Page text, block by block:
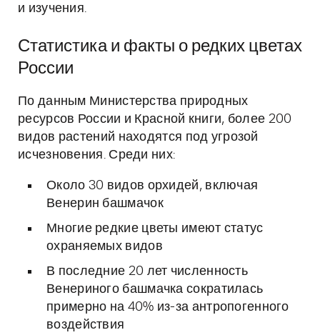
и изучения.
Статистика и факты о редких цветах
России
По данным Министерства природных
ресурсов России и Красной книги, более 200
видов растений находятся под угрозой
исчезновения. Среди них:
Около 30 видов орхидей, включая
Венерин башмачок
Многие редкие цветы имеют статус
охраняемых видов
В последние 20 лет численность
Венериного башмачка сократилась
примерно на 40% из-за антропогенного
воздействия